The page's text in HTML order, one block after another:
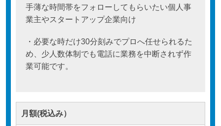
手薄な時間帯をフォローしてもらいたい個人事
業主やスタートアップ企業向け
・必要な時だけ30分刻みでプロへ任せられるた
め、少人数体制でも電話に業務を中断されず作
業可能です。
月額(税込み）